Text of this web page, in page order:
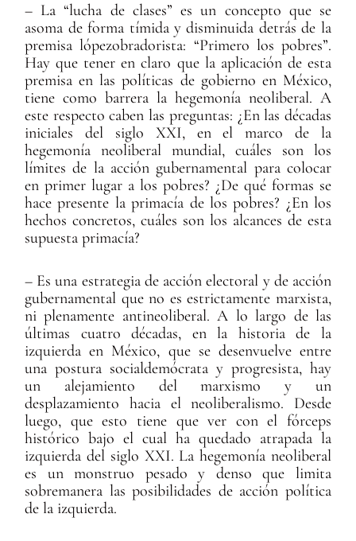
– La “lucha de clases” es un concepto que se
asoma de forma tímida y disminuida detrás de la
premisa lópezobradorista: “Primero los pobres”.
Hay que tener en claro que la aplicación de esta
premisa en las políticas de gobierno en México,
tiene como barrera la hegemonía neoliberal. A
este respecto caben las preguntas: ¿En las décadas
iniciales del siglo XXI, en el marco de la
hegemonía neoliberal mundial, cuáles son los
límites de la acción gubernamental para colocar
en primer lugar a los pobres? ¿De qué formas se
hace presente la primacía de los pobres? ¿En los
hechos concretos, cuáles son los alcances de esta
supuesta primacía?
– Es una estrategia de acción electoral y de acción
gubernamental que no es estrictamente marxista,
ni plenamente antineoliberal. A lo largo de las
últimas cuatro décadas, en la historia de la
izquierda en México, que se desenvuelve entre
una postura socialdemócrata y progresista, hay
un alejamiento del marxismo y un
desplazamiento hacia el neoliberalismo. Desde
luego, que esto tiene que ver con el fórceps
histórico bajo el cual ha quedado atrapada la
izquierda del siglo XXI. La hegemonía neoliberal
es un monstruo pesado y denso que limita
sobremanera las posibilidades de acción política
de la izquierda.